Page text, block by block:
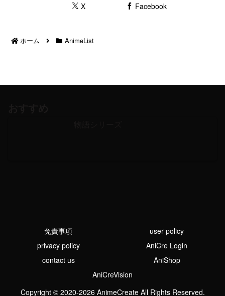
X Facebook
ホーム AnimeList
免責事項
user policy
privacy policy
AniCre Login
contact us
AniShop
AniCreVision
Copyright © 2020-2026 AnimeCreate All Rights Reserved.